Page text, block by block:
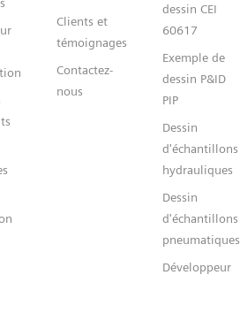
Clients et
témoignages
Contactez-
nous
dessin CEI
60617
Exemple de
dessin P&ID
PIP
Dessin
d'échantillons
hydrauliques
Dessin
d'échantillons
pneumatiques
Développeur